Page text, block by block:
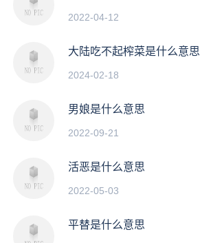
2022-04-12
大陆吃不起榨菜是什么意思
2024-02-18
男娘是什么意思
2022-09-21
活恶是什么意思
2022-05-03
平替是什么意思